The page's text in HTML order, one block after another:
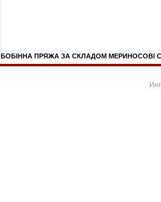
БОБІННА ПРЯЖА ЗА СКЛАДОМ МЕРИНОСОВІ